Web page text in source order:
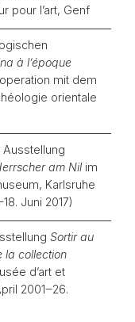
pour l’art, Genf
à l’époque
mit dem
orientale
am Nilim
Karlsruhe
Juni 2017)
Sortir au
la collection
d’art et
2001‒26.